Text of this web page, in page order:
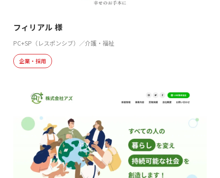
フィリアル 様
PC+SP（レスポンシブ）／介護・福祉
企業・採用